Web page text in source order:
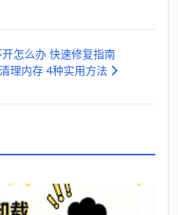
怎么办 快速修复指南
理内存 4种实用方法